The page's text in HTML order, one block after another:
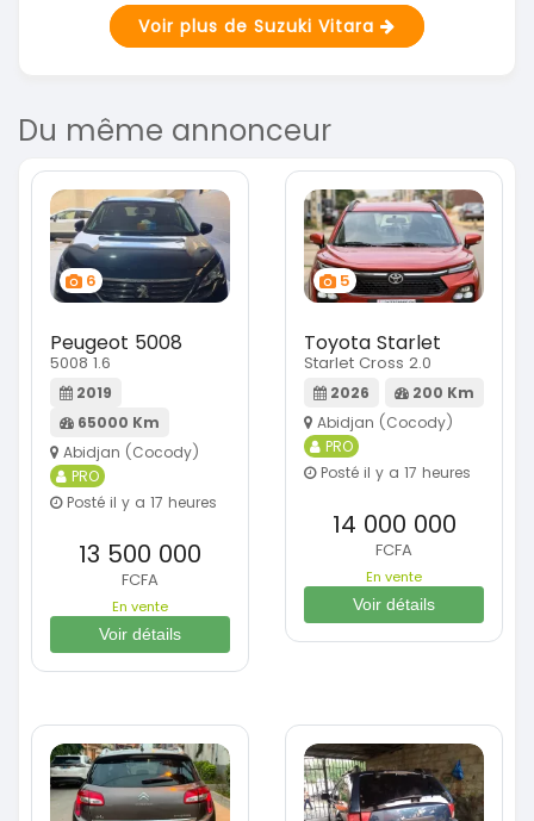
Voir plus de Suzuki Vitara
Du même annonceur
6
Peugeot 5008
5008 1.6
2019
65000 Km
Abidjan (Cocody)
PRO
Posté il y a 17 heures
13 500 000
FCFA
En vente
Voir détails
5
Toyota Starlet
Starlet Cross 2.0
2026
200 Km
Abidjan (Cocody)
PRO
Posté il y a 17 heures
14 000 000
FCFA
En vente
Voir détails